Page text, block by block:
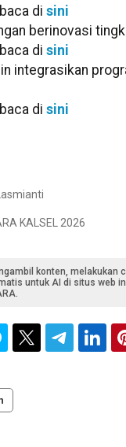
di sini
berinovasi
di sini
integrasikan
di sini
KALSEL 2026
konten, melakukan
untuk AI di situs web